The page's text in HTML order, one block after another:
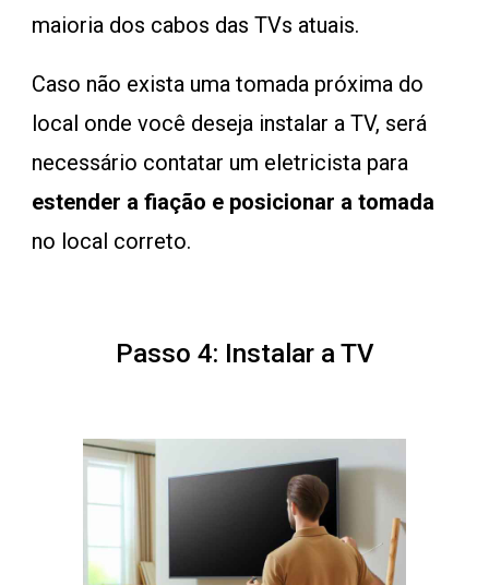
maioria dos cabos das TVs atuais.
Caso não exista uma tomada próxima do
local onde você deseja instalar a TV, será
necessário contatar um eletricista para
estender a fiação e posicionar a tomada
no local correto.
Passo 4: Instalar a TV